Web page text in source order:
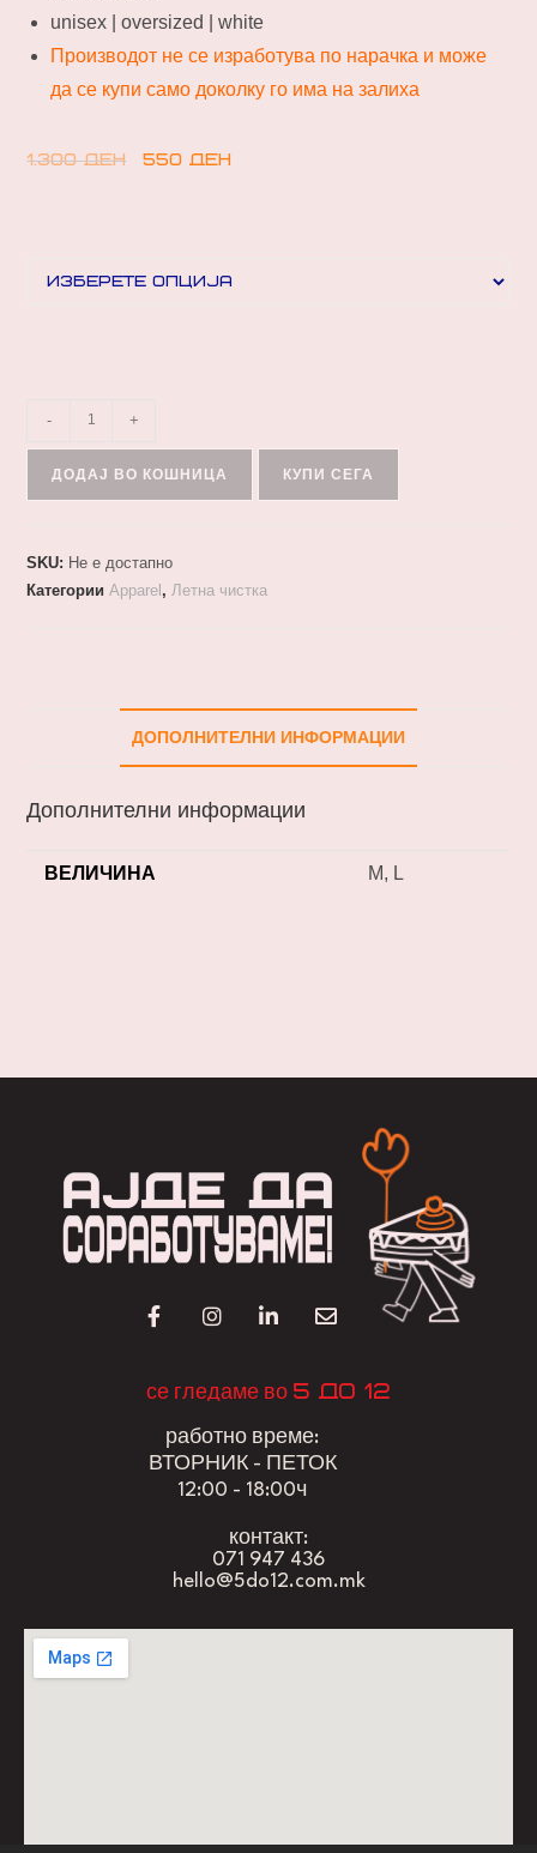
unisex | oversized | white
Производот не се изработува по нарачка и може
да се купи само доколку го има на залиха
1.300ден 550ден
- +
ДОДАЈ ВО КОШНИЦА КУПИ СЕГА
SKU: Не е достапно
КатегорииApparel, Летна чистка
ДОПОЛНИТЕЛНИ ИНФОРМАЦИИ
Дополнителни информации
ВЕЛИЧИНА M, L
се гледаме во 5 до 12
работно време:
ВТОРНИК - ПЕТОК
12:00 - 18:00ч
контакт:
071 947 436
hello@5do12.com.mk